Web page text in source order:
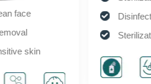
Disinfect
Sterilization
Disinfect